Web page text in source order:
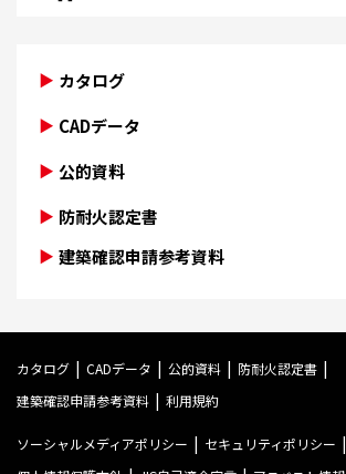
カタログ
CADデータ
公的資料
防耐火認定書
建築確認申請参考資料
カタログ CADデータ 公的資料
防耐火認定書
建築確認申請参考資料
利用規約
ソーシャルメディアポリシー セキュリティポリシー